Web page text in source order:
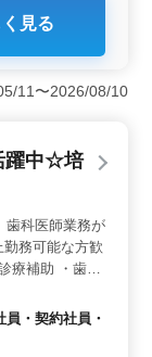
で、プライベ
駐車場も無
して働けま
される職場
などの社会
る環境で
見る
11〜2026/08/10
躍中☆培
歯科医師業務が
務可能な方歓
療補助 ・歯石
歯科、審美歯
可能 ◯50代、
・契約社員・